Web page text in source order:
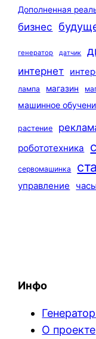
Дополненная
бизнес
генератор датчик
интернет
лампа
магазин
машинное
растение
робототехника
сервомашинка
управление часы
Инфо
О проекте